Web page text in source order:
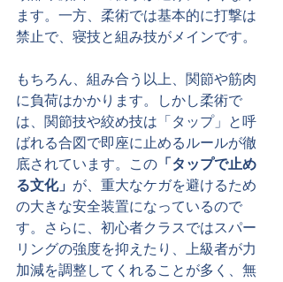
ます。一方、柔術では基本的に打撃は
禁止で、寝技と組み技がメインです。
もちろん、組み合う以上、関節や筋肉
に負荷はかかります。しかし柔術で
は、関節技や絞め技は「タップ」と呼
ばれる合図で即座に止めるルールが徹
底されています。この 「タップで止め
る文化」 が、重大なケガを避けるため
の大きな安全装置になっているので
す。さらに、初心者クラスではスパー
リングの強度を抑えたり、上級者が力
加減を調整してくれることが多く、無